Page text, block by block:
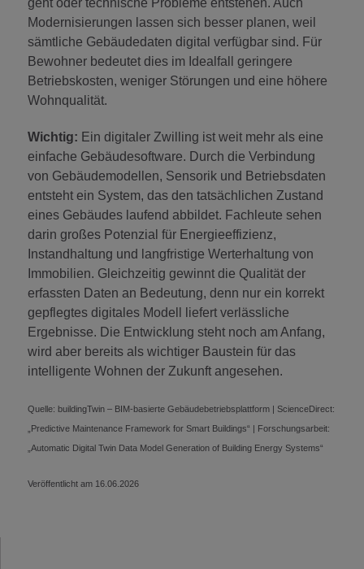
geht oder technische Probleme entstehen. Auch
Modernisierungen lassen sich besser planen, weil
sämtliche Gebäudedaten digital verfügbar sind. Für
Bewohner bedeutet dies im Idealfall geringere
Betriebskosten, weniger Störungen und eine höhere
Wohnqualität.
Wichtig: Ein digitaler Zwilling ist weit mehr als eine
einfache Gebäudesoftware. Durch die Verbindung
von Gebäudemodellen, Sensorik und Betriebsdaten
entsteht ein System, das den tatsächlichen Zustand
eines Gebäudes laufend abbildet. Fachleute sehen
darin großes Potenzial für Energieeffizienz,
Instandhaltung und langfristige Werterhaltung von
Immobilien. Gleichzeitig gewinnt die Qualität der
erfassten Daten an Bedeutung, denn nur ein korrekt
gepflegtes digitales Modell liefert verlässliche
Ergebnisse. Die Entwicklung steht noch am Anfang,
wird aber bereits als wichtiger Baustein für das
intelligente Wohnen der Zukunft angesehen.
Quelle: buildingTwin – BIM-basierte Gebäudebetriebsplattform | ScienceDirect:
„Predictive Maintenance Framework for Smart Buildings“ | Forschungsarbeit:
„Automatic Digital Twin Data Model Generation of Building Energy Systems“
Veröffentlicht am 16.06.2026